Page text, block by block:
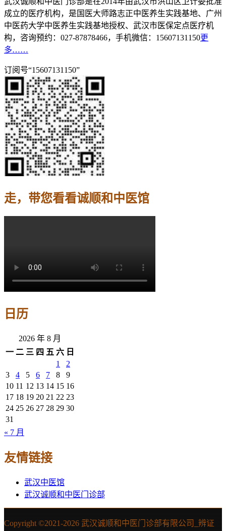
成立的医疗机构，是国医大师路志正中医养生实践基地、广州
中医药大学中医养生实践基地授权、武汉市医保定点医疗机
构，咨询预约：027-87878466，手机微信：15607131150更
多……
订阅号“15607131150”
走，带您看看诚顺和中医馆
日历
2026 年 8 月
一 二 三 四 五 六 日
1
2
3
4 5 6 7 8
9
10 11 12 13 14 15 16
17 18 19 20 21 22 23
24 25 26 27 28 29 30
31
« 7 月
友情链接
武汉中医馆
武汉诚顺和中医门诊部
Copyright ©2021-2026 武汉诚顺和中医门诊部有限公司_辨证